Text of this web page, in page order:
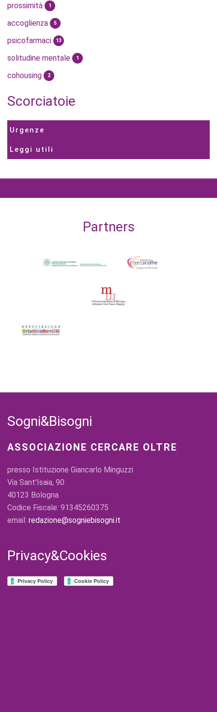
prossimità 1
accoglienza 5
psicofarmaci 13
solitudine mentale 1
cohousing 2
Scorciatoie
Urgenze
Leggi utili
Partners
Sogni&Bisogni
ASSOCIAZIONE CERCARE OLTRE
presso Istituzione Giancarlo Minguzzi
Via Sant'Isaia, 90
40123 Bologna
Codice Fiscale: 91345260375
email: redazione@sogniebisogni.it
Privacy&Cookies